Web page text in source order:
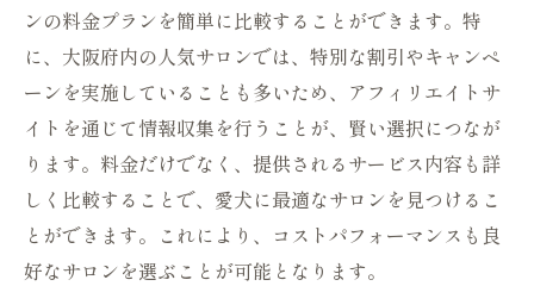
ンの料金プランを簡単に比較することができます。特
に、大阪府内の人気サロンでは、特別な割引やキャンペ
ーンを実施していることも多いため、アフィリエイトサ
イトを通じて情報収集を行うことが、賢い選択につなが
ります。料金だけでなく、提供されるサービス内容も詳
しく比較することで、愛犬に最適なサロンを見つけるこ
とができます。これにより、コストパフォーマンスも良
好なサロンを選ぶことが可能となります。